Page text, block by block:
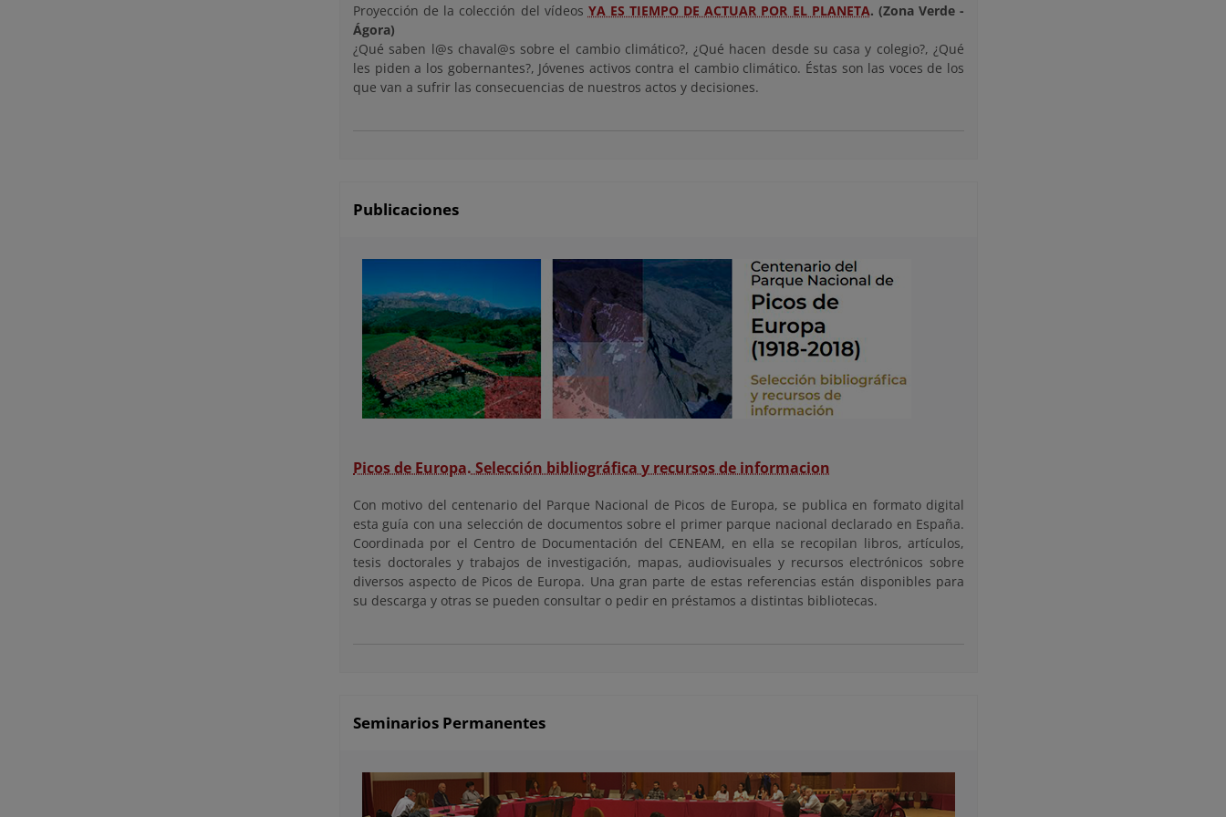
Proyección de la colección del vídeos YA ES TIEMPO DE ACTUAR POR EL PLANETA. (Zona Verde -
Ágora)
¿Qué saben l@s chaval@s sobre el cambio climático?, ¿Qué hacen desde su casa y colegio?, ¿Qué
les piden a los gobernantes?, Jóvenes activos contra el cambio climático. Éstas son las voces de los
que van a sufrir las consecuencias de nuestros actos y decisiones.
Publicaciones
Picos de Europa. Selección bibliográfica y recursos de informacion
Con motivo del centenario del Parque Nacional de Picos de Europa, se publica en formato digital
esta guía con una selección de documentos sobre el primer parque nacional declarado en España.
Coordinada por el Centro de Documentación del CENEAM, en ella se recopilan libros, artículos,
tesis doctorales y trabajos de investigación, mapas, audiovisuales y recursos electrónicos sobre
diversos aspecto de Picos de Europa. Una gran parte de estas referencias están disponibles para
su descarga y otras se pueden consultar o pedir en préstamos a distintas bibliotecas.
Seminarios Permanentes